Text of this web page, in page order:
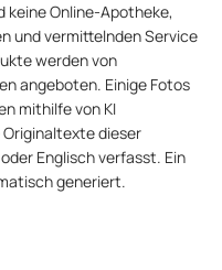
keine Online-Apotheke,
und vermittelnden Service
werden von
angeboten. Einige Fotos
mithilfe von KI
dieser
Englisch verfasst. Ein
generiert.